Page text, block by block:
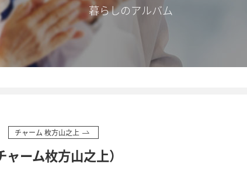
暮らしのアルバム
チャーム 枚方山之上
ーム枚方山之上）